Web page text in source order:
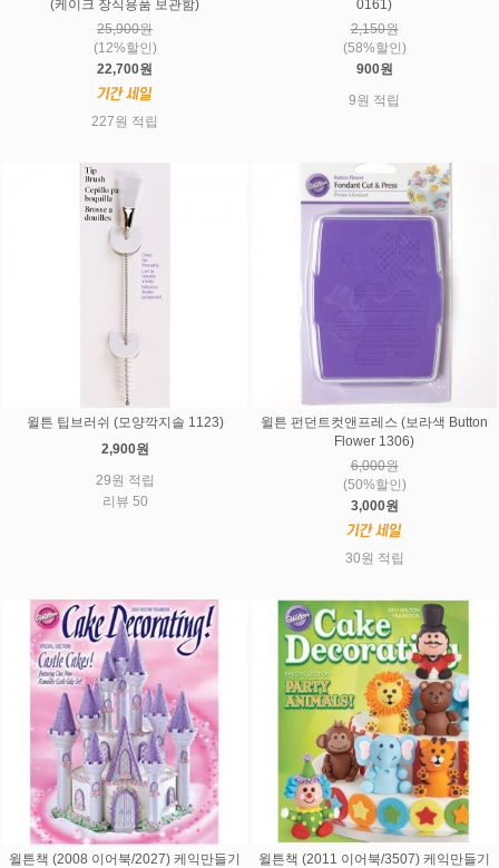
(케이크 장식용품 보관함)
25,900원
(12%할인)
22,700원
227원 적립
0161)
2,150원
(58%할인)
900원
9원 적립
윌튼 팁브러쉬 (모양깍지솔 1123)
2,900원
29원 적립
리뷰 50
윌튼 펀던트컷앤프레스 (보라색 Button
Flower 1306)
6,000원
(50%할인)
3,000원
30원 적립
윌튼책 (2008 이어북/2027) 케익만들기
윌튼책 (2011 이어북/3507) 케익만들기